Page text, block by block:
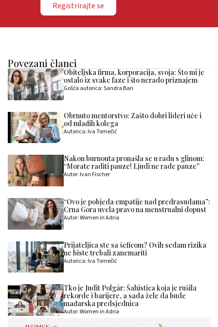
Registrirajte se
Povezani članci
Obiteljska firma, korporacija, svoja: Što mi je
ostalo iz svake faze i što nerado priznajem
Gošća autorica: Sandra Ban
Obrnuto mentorstvo: Zašto dobri lideri uče i
od mlađih kolega
Autorica: Iva Tomečić
Nakon burnouta pronašla se u radu s glinom:
“Morate raditi pauze! Ljudi ne rade pauze”
Autor: Ivan Fischer
“Ovo je pobjeda empatije nad predrasudama”:
Crna Gora uvela pravo na menstrualni dopust
Autor: Women in Adria
Prijateljica ste sa šeficom? Ovih sedam rizika
ne biste trebali zanemariti
Autorica: Iva Tomečić
Tko je Judit Polgár: Šahistica koja je rušila
rekorde i barijere, a sada žele da bude
mađarska predsjednica
Autor: Women in Adria